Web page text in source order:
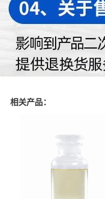
相关产品：